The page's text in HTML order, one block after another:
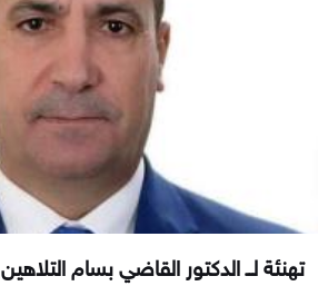
تهنئة لــ الدكتور القاضي بسام التلاهين